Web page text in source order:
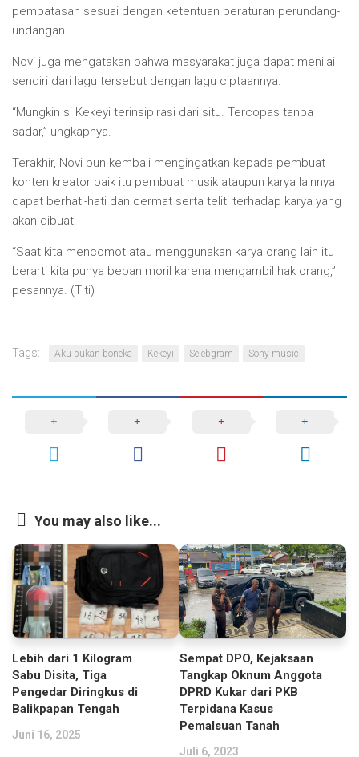
pembatasan sesuai dengan ketentuan peraturan perundang-
undangan.
Novi juga mengatakan bahwa masyarakat juga dapat menilai
sendiri dari lagu tersebut dengan lagu ciptaannya.
“Mungkin si Kekeyi terinsipirasi dari situ. Tercopas tanpa
sadar,” ungkapnya.
Terakhir, Novi pun kembali mengingatkan kepada pembuat
konten kreator baik itu pembuat musik ataupun karya lainnya
dapat berhati-hati dan cermat serta teliti terhadap karya yang
akan dibuat.
“Saat kita mencomot atau menggunakan karya orang lain itu
berarti kita punya beban moril karena mengambil hak orang,”
pesannya. (Titi)
Tags: Aku bukan boneka Kekeyi Selebgram Sony music
You may also like...
Lebih dari 1 Kilogram
Sabu Disita, Tiga
Pengedar Diringkus di
Balikpapan Tengah
Juni 16, 2025
Sempat DPO, Kejaksaan
Tangkap Oknum Anggota
DPRD Kukar dari PKB
Terpidana Kasus
Pemalsuan Tanah
Juli 6, 2023